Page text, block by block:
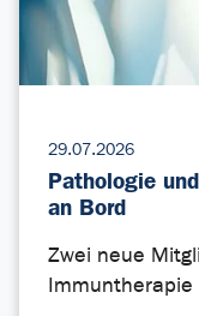
29.07.2026
Pathologie
an Bord
Zwei neue
Immuntherapie